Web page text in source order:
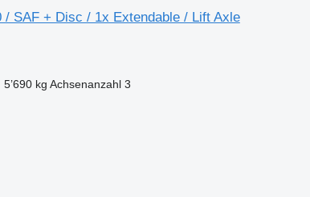
/ SAF + Disc / 1x Extendable / Lift Axle
5’690 kg Achsenanzahl 3